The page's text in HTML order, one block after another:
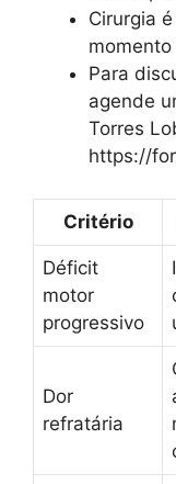
Cirurgia
Para
agende
Torres
https://
Critério
Déficit
motor
progressivo
Dor
refratária